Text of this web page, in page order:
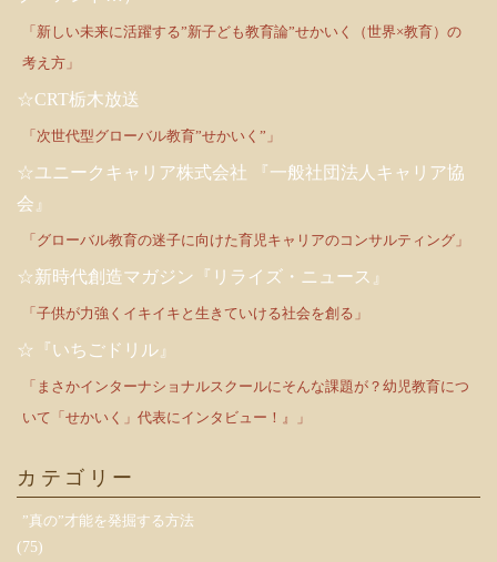
「新しい未来に活躍する”新子ども教育論”せかいく（世界×教育）の
考え方」
☆CRT栃木放送
「次世代型グローバル教育”せかいく”」
☆ユニークキャリア株式会社 『一般社団法人キャリア協
会』
「グローバル教育の迷子に向けた育児キャリアのコンサルティング」
☆新時代創造マガジン『リライズ・ニュース』
「子供が力強くイキイキと生きていける社会を創る」
☆『いちごドリル』
「まさかインターナショナルスクールにそんな課題が？幼児教育につ
いて「せかいく」代表にインタビュー！』」
カテゴリー
”真の”才能を発掘する方法
(75)